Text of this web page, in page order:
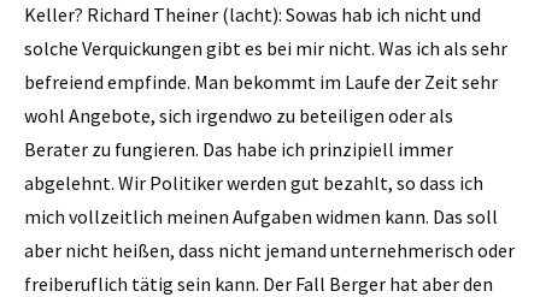
Keller? Richard Theiner (lacht): Sowas hab ich nicht und
solche Verquickungen gibt es bei mir nicht. Was ich als sehr
befreiend empfinde. Man bekommt im Laufe der Zeit sehr
wohl Angebote, sich irgendwo zu beteiligen oder als
Berater zu fungieren. Das habe ich prinzipiell immer
abgelehnt. Wir Politiker werden gut bezahlt, so dass ich
mich vollzeitlich meinen Aufgaben widmen kann. Das soll
aber nicht heißen, dass nicht jemand unternehmerisch oder
freiberuflich tätig sein kann. Der Fall Berger hat aber den